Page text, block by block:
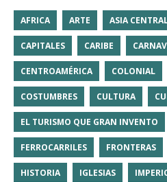
AFRICA ARTE ASIA
CAPITALES CARIBE
CENTROAMÉRICA COLONIAL
COSTUMBRES CULTURA
EL TURISMO QUE GRAN INVENTO
FERROCARRILES FRONTERAS
HISTORIA IGLESIAS